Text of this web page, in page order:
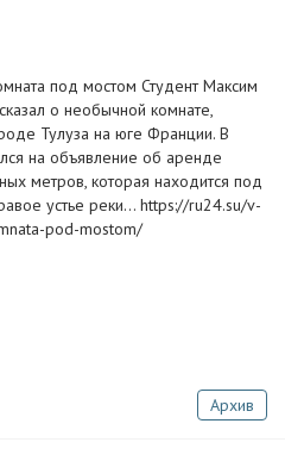
под мостом Студент Максим
о необычной комнате,
Тулуза на юге Франции. В
на объявление об аренде
метров, которая находится под
устье реки... https://ru24.su/v-
pod-mostom/
Архив